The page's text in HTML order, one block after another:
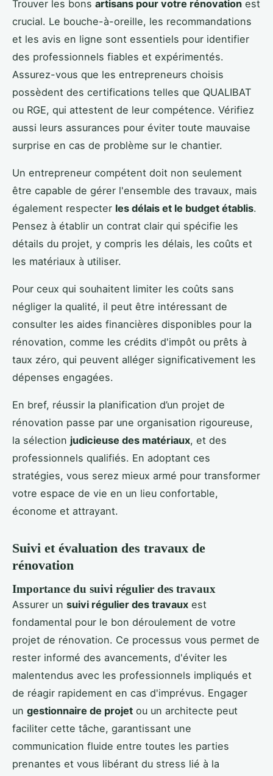
Trouver les bons artisans pour votre rénovation est
crucial. Le bouche-à-oreille, les recommandations
et les avis en ligne sont essentiels pour identifier
des professionnels fiables et expérimentés.
Assurez-vous que les entrepreneurs choisis
possèdent des certifications telles que QUALIBAT
ou RGE, qui attestent de leur compétence. Vérifiez
aussi leurs assurances pour éviter toute mauvaise
surprise en cas de problème sur le chantier.
Un entrepreneur compétent doit non seulement
être capable de gérer l'ensemble des travaux, mais
également respecter les délais et le budget établis.
Pensez à établir un contrat clair qui spécifie les
détails du projet, y compris les délais, les coûts et
les matériaux à utiliser.
Pour ceux qui souhaitent limiter les coûts sans
négliger la qualité, il peut être intéressant de
consulter les aides financières disponibles pour la
rénovation, comme les crédits d'impôt ou prêts à
taux zéro, qui peuvent alléger significativement les
dépenses engagées.
En bref, réussir la planification d’un projet de
rénovation passe par une organisation rigoureuse,
la sélection judicieuse des matériaux, et des
professionnels qualifiés. En adoptant ces
stratégies, vous serez mieux armé pour transformer
votre espace de vie en un lieu confortable,
économe et attrayant.
Suivi et évaluation des travaux de
rénovation
Importance du suivi régulier des travaux
Assurer un suivi régulier des travaux est
fondamental pour le bon déroulement de votre
projet de rénovation. Ce processus vous permet de
rester informé des avancements, d'éviter les
malentendus avec les professionnels impliqués et
de réagir rapidement en cas d'imprévus. Engager
un gestionnaire de projet ou un architecte peut
faciliter cette tâche, garantissant une
communication fluide entre toutes les parties
prenantes et vous libérant du stress lié à la